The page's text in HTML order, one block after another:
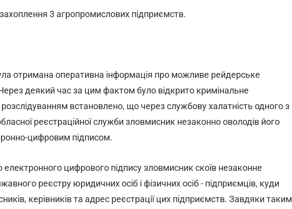
3 агропромислових підприємств.
отримана оперативна інформація про можливе рейдерське
деякий час за цим фактом було відкрито кримінальне
встановлено, що через службову халатність одного з
реєстраційної служби зловмисник незаконно оволодів його
цифровим підписом.
цифрового підпису зловмисник скоїв незаконне
реєстру юридичних осіб і фізичних осіб - підприємців, куди
керівників та адрес реєстрації цих підприємств. Завдяки таким